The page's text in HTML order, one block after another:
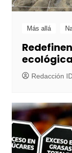
Más allá
Redacción